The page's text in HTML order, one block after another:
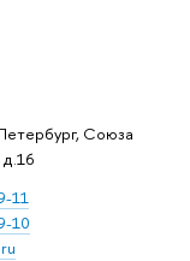
Союза
11
10